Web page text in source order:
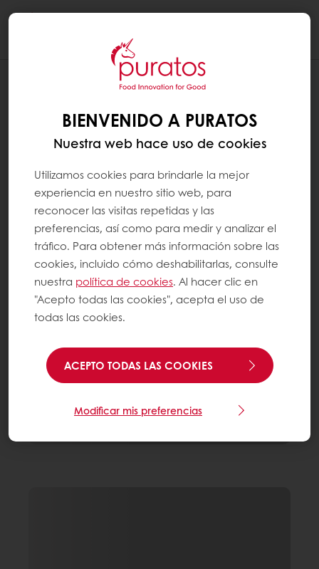
BIENVENIDO A PURATOS
Nuestra web hace uso de cookies
Utilizamos cookies para brindarle la mejor
experiencia en nuestro sitio web, para
reconocer las visitas repetidas y las
preferencias, así como para medir y analizar el
tráfico. Para obtener más información sobre las
cookies, incluido cómo deshabilitarlas, consulte
nuestra política de cookies. Al hacer clic en
"Acepto todas las cookies", acepta el uso de
todas las cookies.
ACEPTO TODAS LAS COOKIES
Modificar mis preferencias